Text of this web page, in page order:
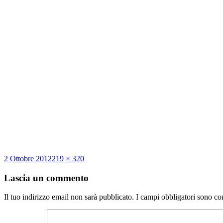
Scritto
2 Ottobre 2012Dimensione
219 × 320
Lascia un commento
Il tuo indirizzo email non sarà pubblicato. I campi obbligatori sono